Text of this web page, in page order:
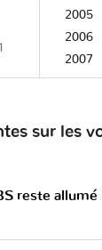
2005
2006
2007
sur les
reste allumé